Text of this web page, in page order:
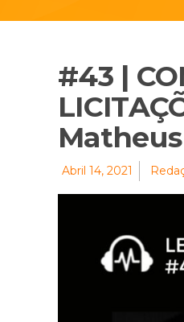
#43 |
Abril 14, 2021